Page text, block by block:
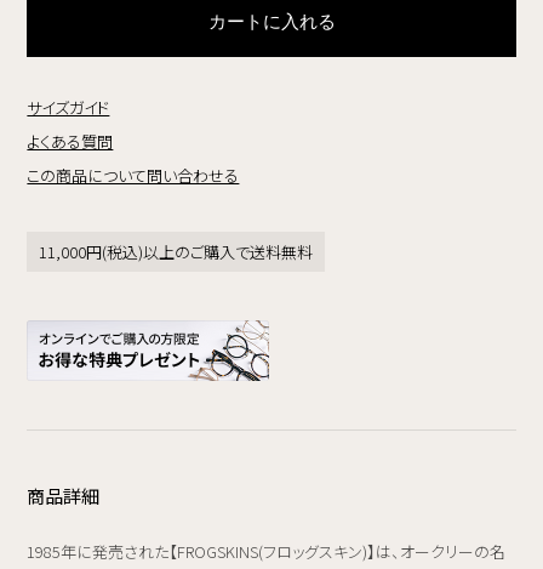
カートに入れる
サイズガイド
よくある質問
この商品について問い合わせる
11,000円(税込)以上のご購入で送料無料
商品詳細
1985年に発売された【FROGSKINS(フロッグスキン)】は、オークリーの名